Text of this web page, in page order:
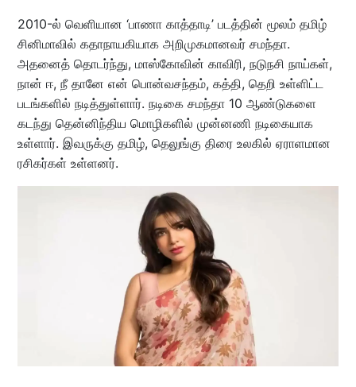
2010-ல் வெளியான ‘பாணா காத்தாடி’ படத்தின் மூலம் தமிழ்
சினிமாவில் கதாநாயகியாக அறிமுகமானவர் சமந்தா.
அதனைத் தொடர்ந்து, மாஸ்கோவின் காவிரி, நடுநசி நாய்கள்,
நான் ஈ, நீ தானே என் பொன்வசந்தம், கத்தி, தெறி உள்ளிட்ட
படங்களில் நடித்துள்ளார். நடிகை சமந்தா 10 ஆண்டுகளை
கடந்து தென்னிந்திய மொழிகளில் முன்னணி நடிகையாக
உள்ளார். இவருக்கு தமிழ், தெலுங்கு திரை உலகில் ஏராளமான
ரசிகர்கள் உள்ளனர்.